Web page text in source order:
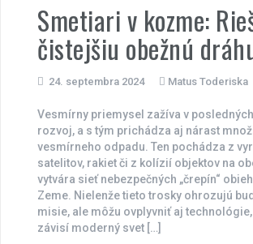
Smetiari v kozme:
čistejšiu obežnú
24. septembra 2024 Matus Toderiska
Vesmírny priemysel zažíva v
rozvoj, a s tým prichádza aj nárast
vesmírneho odpadu. Ten pochádza z
satelitov, rakiet či z kolízií objektov na
vytvára sieť nebezpečných „črepín“
Zeme. Nielenže tieto trosky ohrozujú
misie, ale môžu ovplyvniť aj
závisí moderný svet […]